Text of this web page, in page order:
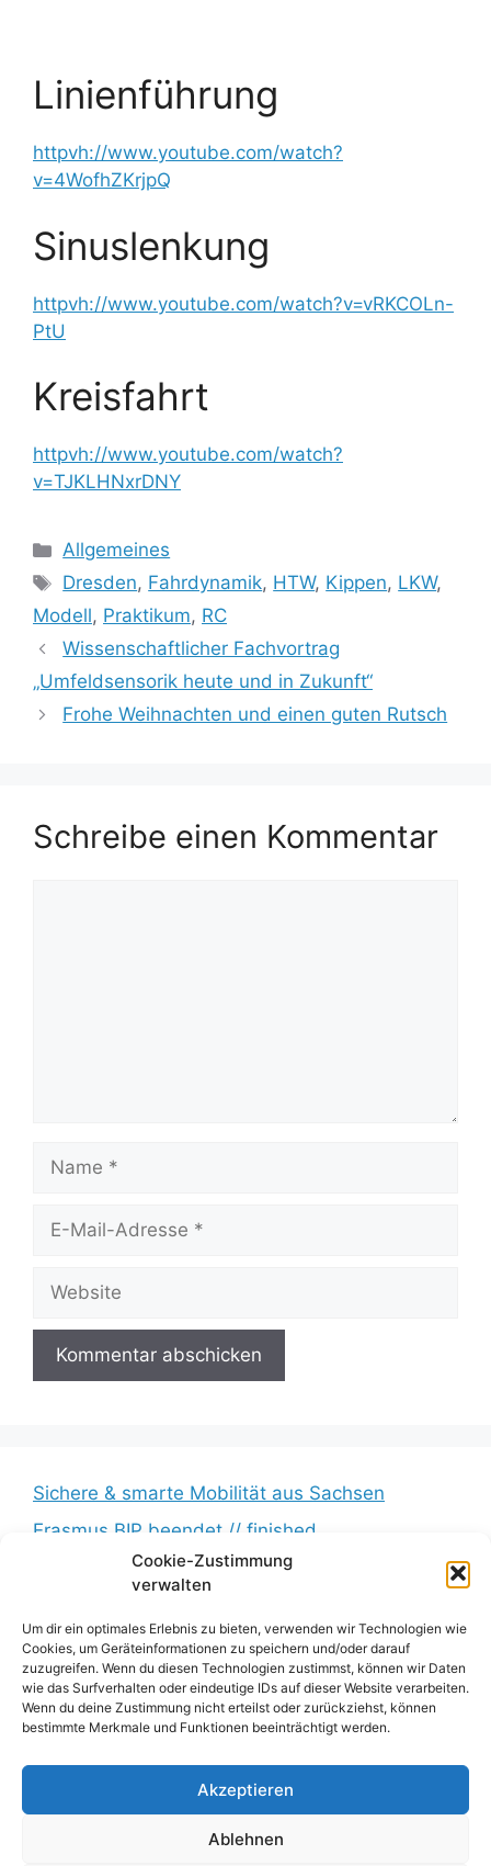
Cookie-Zustimmung
verwalten
Um dir ein optimales Erlebnis zu bieten, verwenden wir Technologien wie
Cookies, um Geräteinformationen zu speichern und/oder darauf
zuzugreifen. Wenn du diesen Technologien zustimmst, können wir Daten
wie das Surfverhalten oder eindeutige IDs auf dieser Website verarbeiten.
Wenn du deine Zustimmung nicht erteilst oder zurückziehst, können
bestimmte Merkmale und Funktionen beeinträchtigt werden.
Akzeptieren
Ablehnen
Linienführung
httpvh://www.youtube.com/watch?
v=4WofhZKrjpQ
Sinuslenkung
httpvh://www.youtube.com/watch?v=vRKCOLn-
PtU
Kreisfahrt
httpvh://www.youtube.com/watch?
v=TJKLHNxrDNY
Kategorien
Allgemeines
Schlagwörter
Dresden, Fahrdynamik, HTW, Kippen, LKW,
Modell, Praktikum, RC
Wissenschaftlicher Fachvortrag
„Umfeldsensorik heute und in Zukunft“
Frohe Weihnachten und einen guten Rutsch
Schreibe einen Kommentar
Name
Website
Sichere & smarte Mobilität aus Sachsen
Erasmus BIP beendet // finished
Messkampagne erfolgreich beendet //
Measurement campaign successfully completed
BumbleB – Großer Andrang // Huge turnout
Zwischenbericht veröffentlicht // Interim report
published